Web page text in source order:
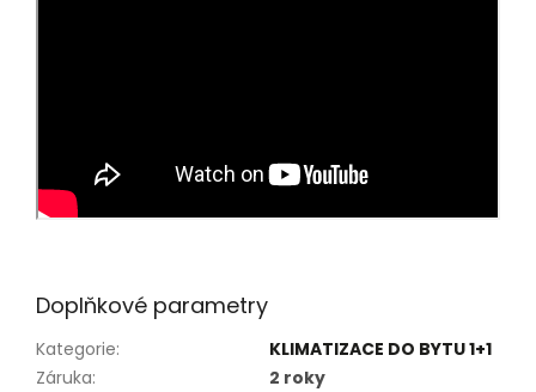
Doplňkové parametry
Kategorie:
KLIMATIZACE DO BYTU 1+1
Záruka:
2 roky